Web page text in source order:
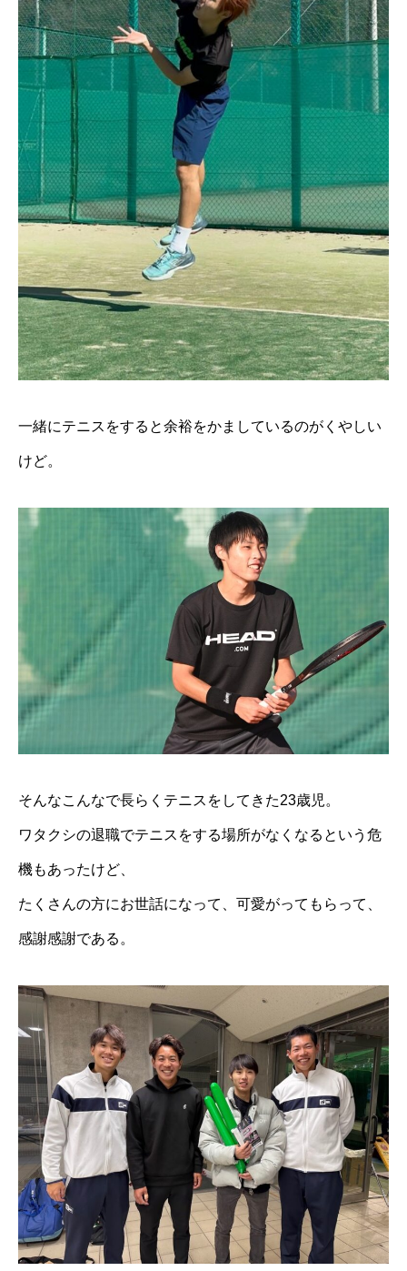
一緒にテニスをすると余裕をかましているのがくやしい
けど。
そんなこんなで長らくテニスをしてきた23歳児。
ワタクシの退職でテニスをする場所がなくなるという危
機もあったけど、
たくさんの方にお世話になって、可愛がってもらって、
感謝感謝である。